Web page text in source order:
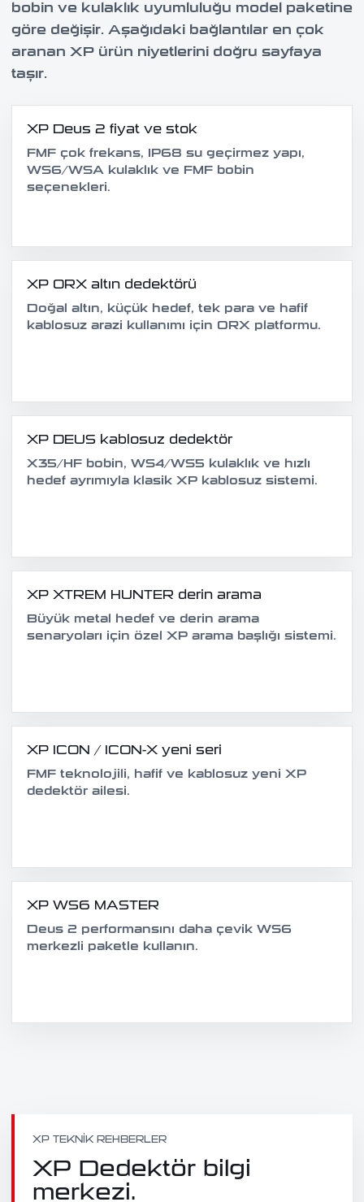
bobin ve kulaklık uyumluluğu model paketine
göre değişir. Aşağıdaki bağlantılar en çok
aranan XP ürün niyetlerini doğru sayfaya
taşır.
XP Deus 2 fiyat ve stok
FMF çok frekans, IP68 su geçirmez yapı,
WS6/WSA kulaklık ve FMF bobin
seçenekleri.
XP ORX altın dedektörü
Doğal altın, küçük hedef, tek para ve hafif
kablosuz arazi kullanımı için ORX platformu.
XP DEUS kablosuz dedektör
X35/HF bobin, WS4/WS5 kulaklık ve hızlı
hedef ayrımıyla klasik XP kablosuz sistemi.
XP XTREM HUNTER derin arama
Büyük metal hedef ve derin arama
senaryoları için özel XP arama başlığı sistemi.
XP ICON / ICON-X yeni seri
FMF teknolojili, hafif ve kablosuz yeni XP
dedektör ailesi.
XP WS6 MASTER
Deus 2 performansını daha çevik WS6
merkezli paketle kullanın.
XP TEKNIK REHBERLER
XP Dedektör bilgi
merkezi.